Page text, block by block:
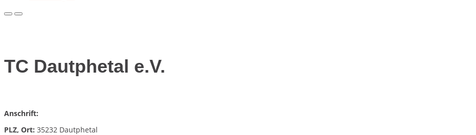
PrimaryPrimary
TC Dautphetal e.V.
Anschrift:
PLZ, Ort: 35232 Dautphetal